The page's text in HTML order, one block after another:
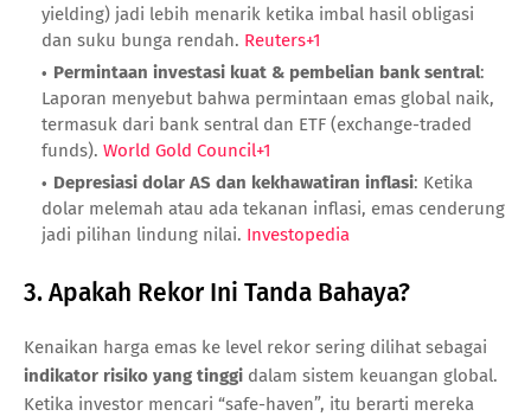
yielding) jadi lebih menarik ketika imbal hasil obligasi
dan suku bunga rendah. Reuters+1
Permintaan investasi kuat & pembelian bank sentral:
Laporan menyebut bahwa permintaan emas global naik,
termasuk dari bank sentral dan ETF (exchange-traded
funds). World Gold Council+1
Depresiasi dolar AS dan kekhawatiran inflasi: Ketika
dolar melemah atau ada tekanan inflasi, emas cenderung
jadi pilihan lindung nilai. Investopedia
3. Apakah Rekor Ini Tanda Bahaya?
Kenaikan harga emas ke level rekor sering dilihat sebagai
indikator risiko yang tinggi dalam sistem keuangan global.
Ketika investor mencari “safe-haven”, itu berarti mereka